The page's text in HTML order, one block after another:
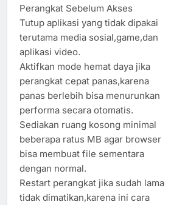
Perangkat Sebelum Akses
Tutup aplikasi yang tidak dipakai
terutama media sosial,game,dan
aplikasi video.
Aktifkan mode hemat daya jika
perangkat cepat panas,karena
panas berlebih bisa menurunkan
performa secara otomatis.
Sediakan ruang kosong minimal
beberapa ratus MB agar browser
bisa membuat file sementara
dengan normal.
Restart perangkat jika sudah lama
tidak dimatikan,karena ini cara